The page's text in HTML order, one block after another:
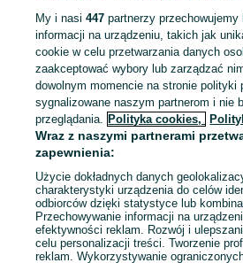
Mapa miejscowości
Mapa ministron
Popularne wyszukiwania
My i nasi447 partnerzy
informacji na urządzeniu, takich jak
cookie w celu przetwarzania danych
zaakceptować wybory lub zarządzać
dowolnym momencie na stronie polityki
sygnalizowane naszym partnerom i nie
przeglądania. Polityka cookies,
Wraz z naszymi partnerami
zapewnienia:
Użycie dokładnych danych
charakterystyki urządzenia do celów
odbiorców dzięki statystyce lub
Przechowywanie informacji na
efektywności reklam. Rozwój i
celu personalizacji treści. Tworzenie
reklam. Wykorzystywanie